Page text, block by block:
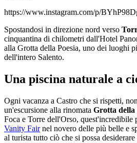
https://www.instagram.com/p/
Spostandosi in direzione nord verso
cinquantina di chilometri dall'Hotel
alla Grotta della Poesia, uno dei luoghi
dell'intero Salento.
Una piscina naturale a
Ogni vacanza a Castro che si rispetti,
un'escursione alla rinomata Grotta della
Foca e Torre dell'Orso, quest'incredibile
Vanity Fairnel novero delle più belle e
al turista tutto ciò che si possa